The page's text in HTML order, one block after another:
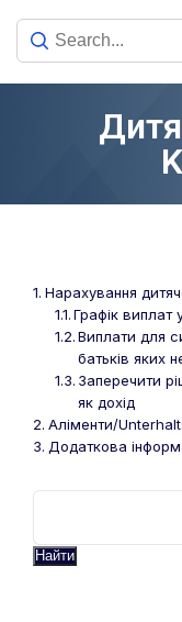
Нарахування
Графік виплат
Виплати для
батьків яких
Заперечити
як дохід
Аліменти/
Додаткова
Найти